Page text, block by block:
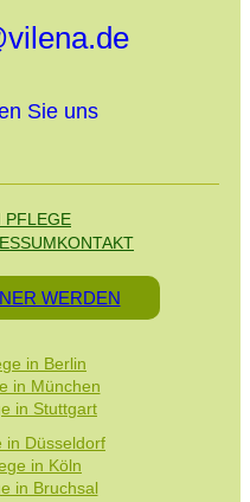
Sie uns
PFLEGE
KONTAKT
WERDEN
in Berlin
in München
in Stuttgart
in Düsseldorf
in Köln
in Bruchsal